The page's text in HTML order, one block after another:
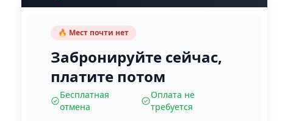
🔥 Мест почти нет
Забронируйте сейчас,
платите потом
Бесплатная
отмена
Оплата не
требуется